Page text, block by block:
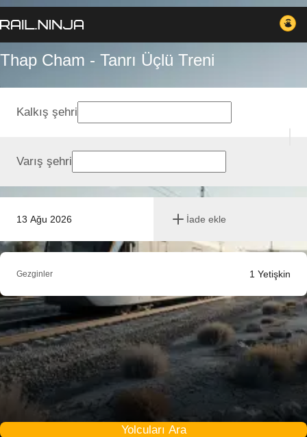
Thap Cham - Tanrı Üçlü Treni
13 Ağu 2026 İade ekle
Kalkış şehri
Varış şehri
Gezginler 1 Yetişkin
Yolcuları Ara